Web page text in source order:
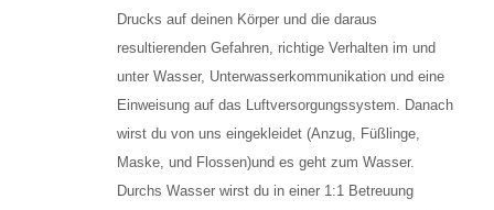
Bootsausfahrten Zone A
Drucks auf deinen Körper und die daraus
resultierenden Gefahren, richtige Verhalten im und
unter Wasser, Unterwasserkommunikation und eine
Einweisung auf das Luftversorgungssystem. Danach
wirst du von uns eingekleidet (Anzug, Füßlinge,
Maske, und Flossen)und es geht zum Wasser.
Durchs Wasser wirst du in einer 1:1 Betreuung